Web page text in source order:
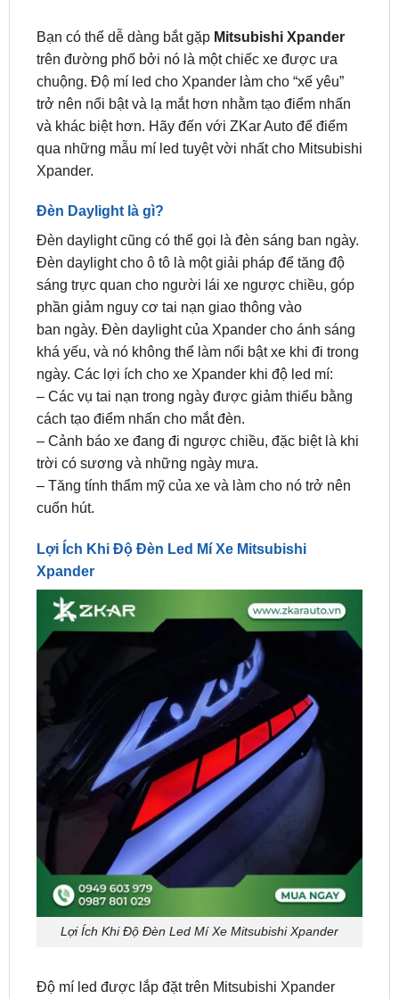
chuộng. Độ mí led cho Xpander làm cho “xế yêu”
trở nên nổi bật và lạ mắt hơn nhằm tạo điểm nhấn
và khác biệt hơn. Hãy đến với ZKar Auto để điểm
qua những mẫu mí led tuyệt vời nhất cho Mitsubishi
Xpander.
Đèn Daylight là gì?
Đèn daylight cho ô tô là một giải pháp để tăng độ
sáng trực quan cho người lái xe ngược chiều, góp
phần giảm nguy cơ tai nạn giao thông vào
ban ngày. Đèn daylight của Xpander cho ánh sáng
khá yếu, và nó không thể làm nổi bật xe khi đi trong
ngày. Các lợi ích cho xe Xpander khi độ led mí:
– Các vụ tai nạn trong ngày được giảm thiểu bằng
cách tạo điểm nhấn cho mắt đèn.
– Cảnh báo xe đang đi ngược chiều, đặc biệt là khi
trời có sương và những ngày mưa.
– Tăng tính thẩm mỹ của xe và làm cho nó trở nên
cuốn hút.
Lợi Ích Khi Độ Đèn Led Mí Xe Mitsubishi
Lợi Ích Khi Độ Đèn Led Mí Xe Mitsubishi Xpander
Độ mí led được lắp đặt trên Mitsubishi Xpander
hơn, và có nhiều kiểu dáng và màu sắc để dễ dàng